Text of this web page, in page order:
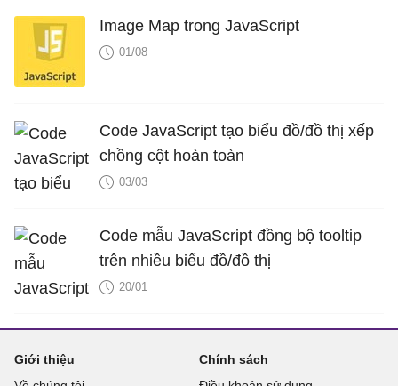
Image Map trong JavaScript
01/08
Code JavaScript tạo biểu đồ/đồ thị xếp
chồng cột hoàn toàn
03/03
Code mẫu JavaScript đồng bộ tooltip
trên nhiều biểu đồ/đồ thị
20/01
Giới thiệu
Chính sách